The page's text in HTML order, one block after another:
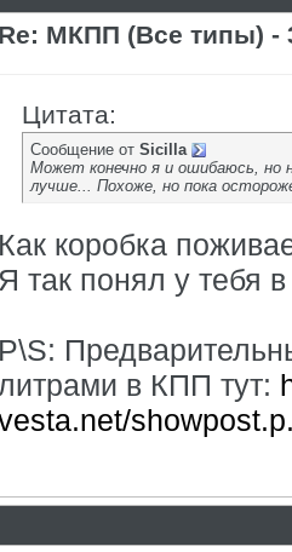
Re: МКПП (Все типы) -
Цитата:
Сообщение от Sicilla
Может конечно я и ошибаюсь, но
лучше... Похоже, но пока
Как коробка
Я так понял у тебя
P\S:
в КПП тут: